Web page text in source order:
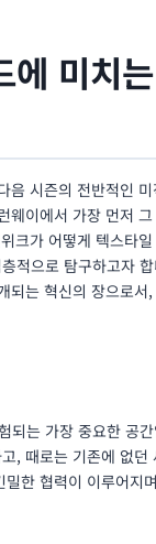
에 미치
시즌의 전반적인
이에서 가장 먼저
크가 어떻게 텍스타
적으로 탐구하고자
는 혁신의 장으로
되는 가장 중요한 공
, 때로는 기존에 없던
한 협력이 이루어지